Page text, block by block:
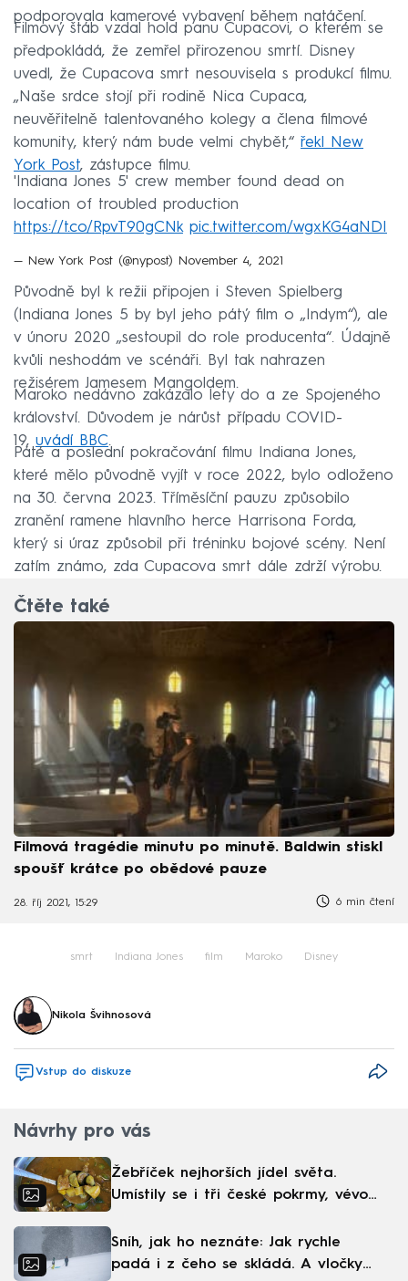
podporovala kamerové vybavení během natáčení.
Filmový štáb vzdal hold panu Cupacovi, o kterém se
předpokládá, že zemřel přirozenou smrtí. Disney
uvedl, že Cupacova smrt nesouvisela s produkcí filmu.
„Naše srdce stojí při rodině Nica Cupaca,
neuvěřitelně talentovaného kolegy a člena filmové
komunity, který nám bude velmi chybět,“ řekl New
York Post, zástupce filmu.
'Indiana Jones 5' crew member found dead on
location of troubled production
https://t.co/RpvT90gCNk pic.twitter.com/wgxKG4aNDI
— New York Post (@nypost) November 4, 2021
Původně byl k režii připojen i Steven Spielberg
(Indiana Jones 5 by byl jeho pátý film o „Indym“), ale
v únoru 2020 „sestoupil do role producenta“. Údajně
kvůli neshodám ve scénáři. Byl tak nahrazen
režisérem Jamesem Mangoldem.
Maroko nedávno zakázalo lety do a ze Spojeného
království. Důvodem je nárůst případu COVID-
19, uvádí BBC.
Páté a poslední pokračování filmu Indiana Jones,
které mělo původně vyjít v roce 2022, bylo odloženo
na 30. června 2023. Tříměsíční pauzu způsobilo
zranění ramene hlavního herce Harrisona Forda,
který si úraz způsobil při tréninku bojové scény. Není
zatím známo, zda Cupacova smrt dále zdrží výrobu.
Čtěte také
Filmová tragédie minutu po minutě. Baldwin stiskl
spoušť krátce po obědové pauze
28. říj 2021, 15:29 6 min čtení
smrt Indiana Jones film Maroko Disney
Nikola Švihnosová
Vstup do diskuze
Návrhy pro vás
Žebříček nejhorších jídel světa.
Umístily se i tři české pokrmy, vévodí
Sníh, jak ho neznáte: Jak rychle
padá i z čeho se skládá. A vločky